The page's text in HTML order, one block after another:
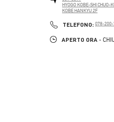
HYOGO KOBE-SHI CHUO-
KOBE HANKYU 2F
TELEFONO: PHONE
078-
APERTO ORA -